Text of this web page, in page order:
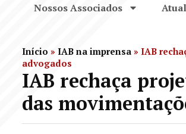
Nossos Associados
Início » IAB na imprensa » IAB
advogados
IAB rechaça
das